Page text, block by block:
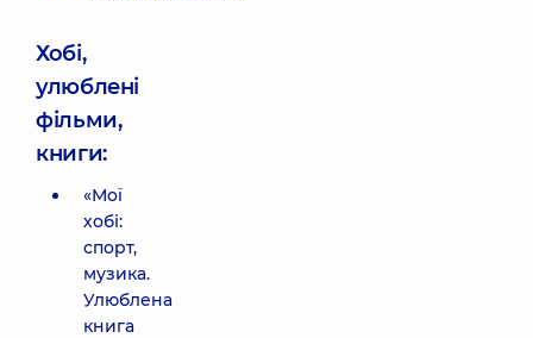
Хобі,
улюблені
фільми,
книги:
«Мої
хобі:
спорт,
музика.
Улюблена
книга